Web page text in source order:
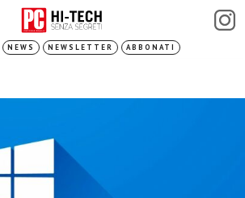
NEWS NEWSLETTER ABBONATI